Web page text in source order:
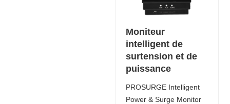
Moniteur
intelligent de
surtension et de
puissance
PROSURGE Intelligent
Power & Surge Monitor